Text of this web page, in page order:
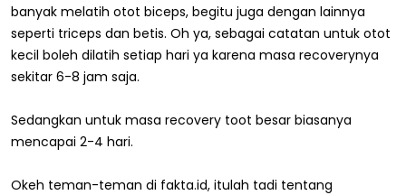
banyak melatih otot biceps, begitu juga dengan lainnya
seperti triceps dan betis. Oh ya, sebagai catatan untuk otot
kecil boleh dilatih setiap hari ya karena masa recoverynya
sekitar 6-8 jam saja.
Sedangkan untuk masa recovery toot besar biasanya
mencapai 2-4 hari.
Okeh teman-teman di fakta.id, itulah tadi tentang